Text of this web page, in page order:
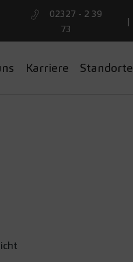
02327 - 2 39
73
|
Karriere Standorte